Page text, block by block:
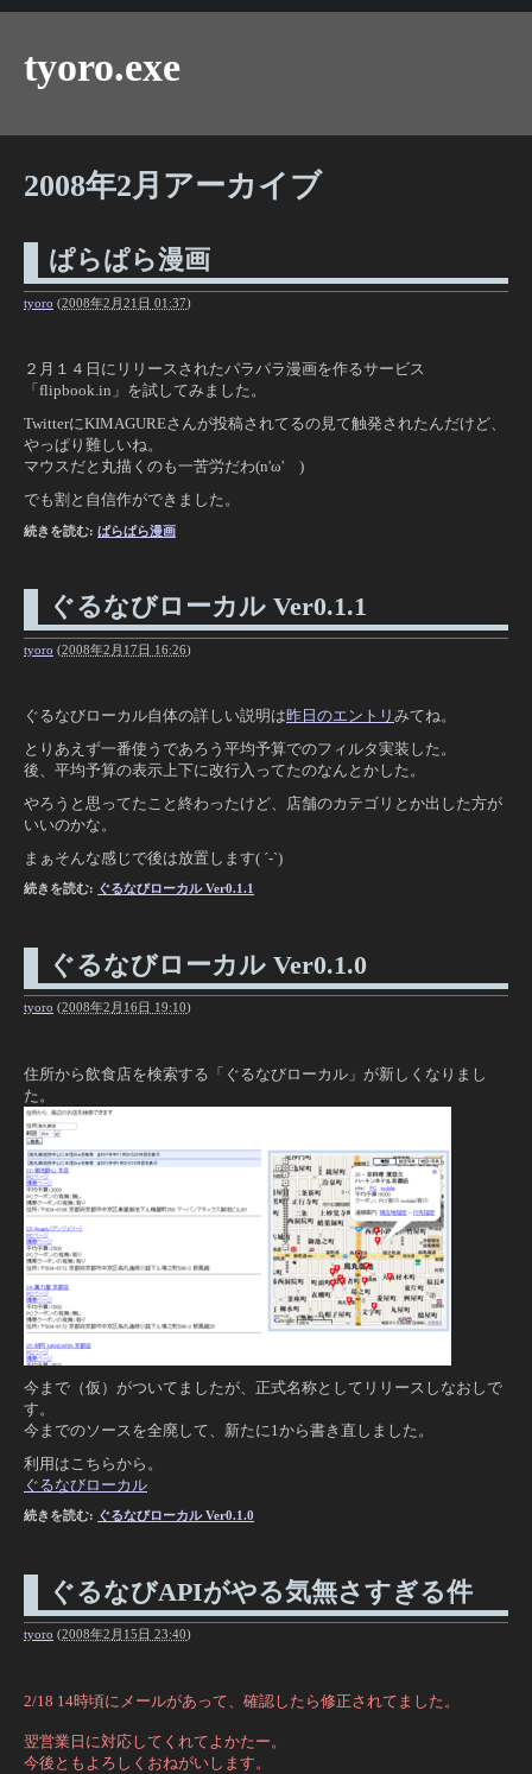
tyoro.exe
2008年2月アーカイブ
ぱらぱら漫画
tyoro (2008年2月21日 01:37)
２月１４日にリリースされたパラパラ漫画を作るサービス
「flipbook.in」を試してみました。
TwitterにKIMAGUREさんが投稿されてるの見て触発されたんだけど、
やっぱり難しいね。
マウスだと丸描くのも一苦労だわ(n'ω' )
でも割と自信作ができました。
続きを読む: ぱらぱら漫画
ぐるなびローカル Ver0.1.1
tyoro (2008年2月17日 16:26)
ぐるなびローカル自体の詳しい説明は昨日のエントリ みてね。
とりあえず一番使うであろう平均予算でのフィルタ実装した。
後、平均予算の表示上下に改行入ってたのなんとかした。
やろうと思ってたこと終わったけど、店舗のカテゴリとか出した方が
いいのかな。
まぁそんな感じで後は放置します( ´-`)
続きを読む: ぐるなびローカル Ver0.1.1
ぐるなびローカル Ver0.1.0
tyoro (2008年2月16日 19:10)
住所から飲食店を検索する「ぐるなびローカル」が新しくなりまし
た。
今まで（仮）がついてましたが、正式名称としてリリースしなおしで
す。
今までのソースを全廃して、新たに1から書き直しました。
利用はこちらから。
ぐるなびローカル
続きを読む: ぐるなびローカル Ver0.1.0
ぐるなびAPIがやる気無さすぎる件
tyoro (2008年2月15日 23:40)
2/18 14時頃にメールがあって、確認したら修正されてました。
翌営業日に対応してくれてよかたー。
今後ともよろしくおねがいします。